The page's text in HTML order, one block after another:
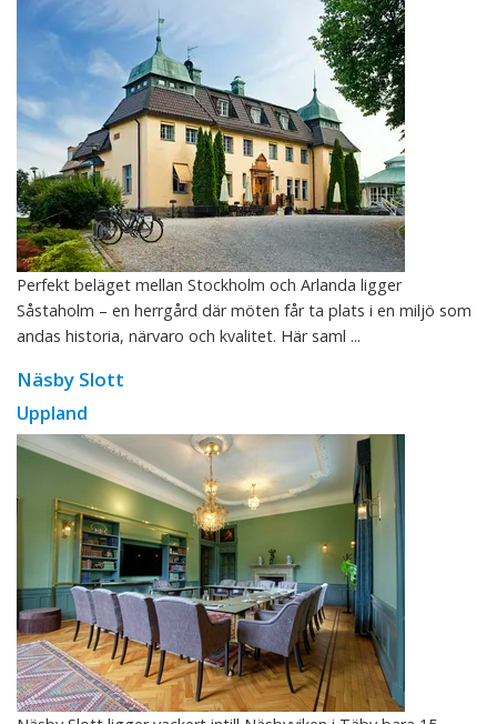
Perfekt beläget mellan Stockholm och Arlanda ligger
Såstaholm – en herrgård där möten får ta plats i en miljö som
andas historia, närvaro och kvalitet. Här saml ...
Näsby Slott
Uppland